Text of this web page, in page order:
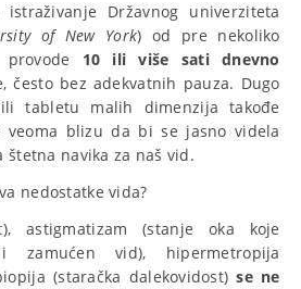
Državnog univerziteta
of New York) od pre nekoliko
10 ili više sati dnevno
često bez adekvatnih pauza. Dugo
tabletu malih dimenzija takođe
blizu da bi se jasno videla
štetna navika za naš vid.
nedostatke vida?
astigmatizam (stanje oka koje
zamućen vid), hipermetropija
(staračka dalekovidost)se ne